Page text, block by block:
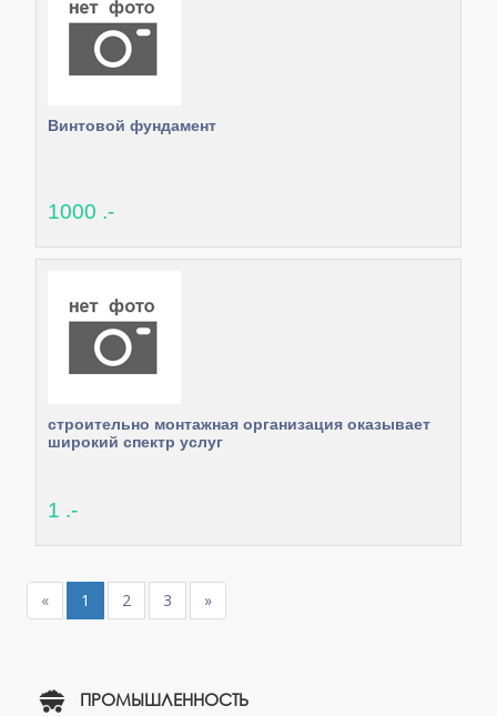
Винтовой фундамент
1000 .-
строительно монтажная организация оказывает
широкий спектр услуг
1 .-
« 1 2 3 »
ПРОМЫШЛЕННОСТЬ